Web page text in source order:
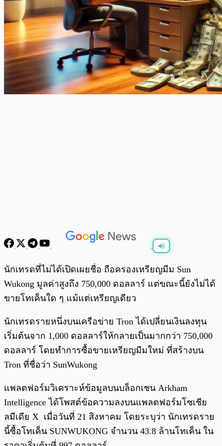
พร้อมเล่น 0:00
นักเทรดที่ไม่ได้เปิดเผยชื่อ ถือครองเหรียญมีม Sun
Wukong มูลค่าสูงถึง 750,000 ดอลลาร์ แต่ขณะนี้ยังไม่ได้
ขายโทเค็นใด ๆ แม้แต่เหรียญเดียว
นักเทรดรายหนึ่งบนเครือข่าย Tron ได้เปลี่ยนเงินลงทุน
เริ่มต้นจาก 1,000 ดอลลาร์ให้กลายเป็นมากกว่า 750,000
ดอลลาร์ โดยทำการซื้อขายเหรียญมีมใหม่ ที่สร้างบน
Tron ที่ชื่อว่า SunWukong
แพลตฟอร์มวิเคราะห์ข้อมูลบนบล็อกเชน Arkham
Intelligence ได้โพสต์ข้อความลงบนแพลตฟอร์มโซเชีย
ลมีเดีย X เมื่อวันที่ 21 สิงหาคม โดยระบุว่า นักเทรดราย
นี้ซื้อโทเค็น SUNWUKONG จำนวน 43.8 ล้านโทเค็น ใน